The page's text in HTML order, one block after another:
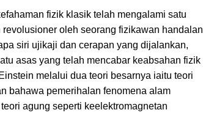
fizik klasik telah mengalami satu
oleh seorang fizikawan handalan
siri ujikaji dan cerapan yang dijalankan,
asas yang telah mencabar keabsahan fizik
melalui dua teori besarnya iaitu teori
bahawa pemerihalan fenomena alam
agung seperti keelektromagnetan